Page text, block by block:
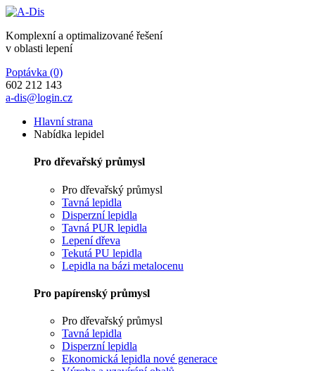
Komplexní a optimalizované řešení
v oblasti lepení
Poptávka (0)
602 212 143
a-dis@login.cz
Hlavní strana
Nabídka lepidel
Pro dřevařský průmysl
Pro dřevařský průmysl
Tavná lepidla
Disperzní lepidla
Tavná PUR lepidla
Lepení dřeva
Tekutá PU lepidla
Lepidla na bázi metalocenu
Pro papírenský průmysl
Pro dřevařský průmysl
Tavná lepidla
Disperzní lepidla
Ekonomická lepidla nové generace